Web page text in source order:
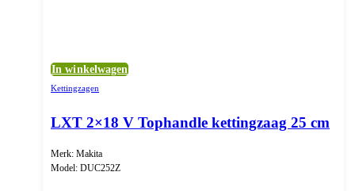
In winkelwagen
Kettingzagen
LXT 2×18 V Tophandle kettingzaag 25 cm
Merk: Makita
Model: DUC252Z